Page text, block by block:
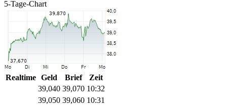
5-Tage-Chart
Realtime Geld Brief
Zeit
39,040 39,070 10:32
39,050 39,060 10:31